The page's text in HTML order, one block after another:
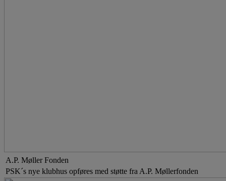
A.P. Møller Fonden
PSK´s nye klubhus opføres med støtte fra A.P. Møllerfonden